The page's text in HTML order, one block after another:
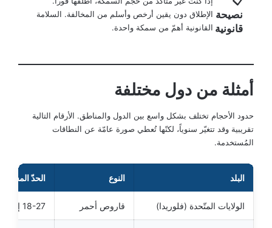
نصيحة
قانونية
الإطلاق دون يقين أرخص وأسلم من المخالفة. السلامة
القانونية أهمّ من سمكة واحدة.
أمثلة من دول مختلفة
حدود الأحجام تختلف بشكل واسع بين الدول والمناطق. الأرقام التالية
تقريبية وقد تتغيّر سنوياً، لكنّها تُعطي صورة عامّة عن النطاقات
المُستخدمة.
البلد النوع الحدّ
الولايات المتّحدة (فلوريدا) قاروص أحمر 18-27 إنش (Slot)